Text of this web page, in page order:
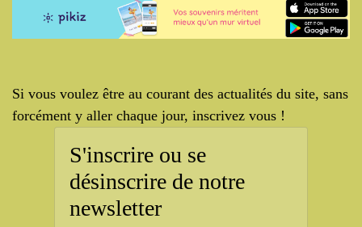
Si vous voulez être au courant des actualités du site, sans
forcément y aller chaque jour, inscrivez vous !
S'inscrire ou se
désinscrire de notre
newsletter